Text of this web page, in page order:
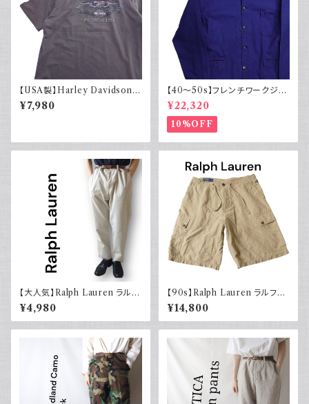
【USA製】Harley Davidson
ハーレーダビッドソン プリントT
シャツ 古着 フェードグレー 00s
¥7,980
【40～50s】フレンチワークジャ
ケット インディゴ Vポケット ヴィ
ンテージ
¥22,320
10%OFF
【大人気】Ralph Lauren ラルフ
ローレン チノパン アイボリー
¥4,980
【90s】Ralph Lauren ラルフロ
ーレン カーゴショーツ シルクリ
ネンコットン イージーパンツ 古
着
¥14,800